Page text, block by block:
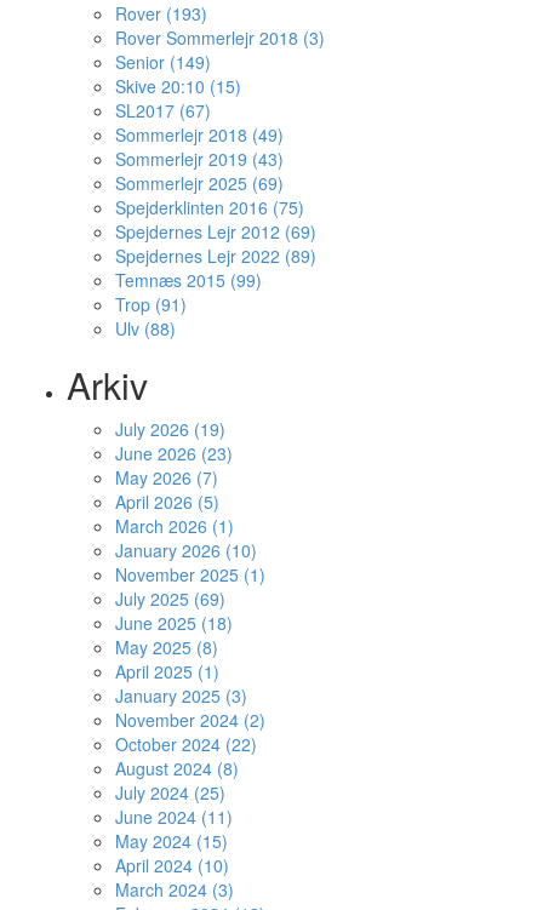
Rover (193)
Rover Sommerlejr 2018 (3)
Senior (149)
Skive 20:10 (15)
SL2017 (67)
Sommerlejr 2018 (49)
Sommerlejr 2019 (43)
Sommerlejr 2025 (69)
Spejderklinten 2016 (75)
Spejdernes Lejr 2012 (69)
Spejdernes Lejr 2022 (89)
Temnæs 2015 (99)
Trop (91)
Ulv (88)
Arkiv
July 2026 (19)
June 2026 (23)
May 2026 (7)
April 2026 (5)
March 2026 (1)
January 2026 (10)
November 2025 (1)
July 2025 (69)
June 2025 (18)
May 2025 (8)
April 2025 (1)
January 2025 (3)
November 2024 (2)
October 2024 (22)
August 2024 (8)
July 2024 (25)
June 2024 (11)
May 2024 (15)
April 2024 (10)
March 2024 (3)